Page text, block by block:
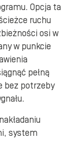
Opcja ta
ruchu
osi w
w punkcie
pełną
bez potrzeby
system